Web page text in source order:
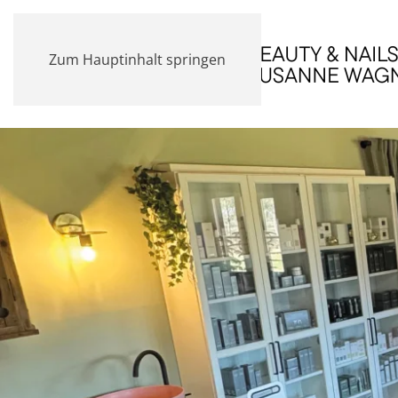
Zum Hauptinhalt springen